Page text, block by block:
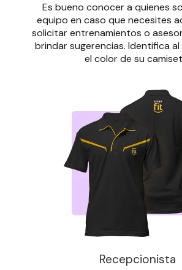
Es bueno conocer a quienes
equipo en caso que necesites
solicitar entrenamientos o
brindar sugerencias. Identifica
el color de su
Recepcionista